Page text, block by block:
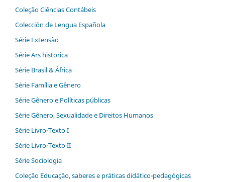
Coleção Ciências Contábeis
Colección de Lengua Española
Série Extensão
Série Ars historica
Série Brasil & África
Série Família e Gênero
Série Gênero e Políticas públicas
Série Gênero, Sexualidade e Direitos Humanos
Série Livro-Texto I
Série Livro-Texto II
Série Sociologia
Coleção Educação, saberes e práticas didático-pedagógicas